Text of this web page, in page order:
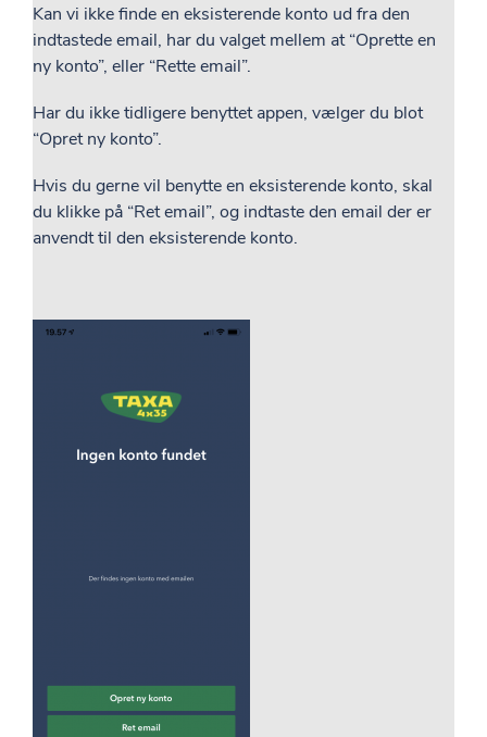
Kan vi ikke finde en eksisterende konto ud fra den
indtastede email, har du valget mellem at “Oprette en
ny konto”, eller “Rette email”.
Har du ikke tidligere benyttet appen, vælger du blot
“Opret ny konto”.
Hvis du gerne vil benytte en eksisterende konto, skal
du klikke på “Ret email”, og indtaste den email der er
anvendt til den eksisterende konto.